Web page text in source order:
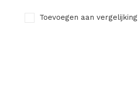
Toevoegen aan vergelijking